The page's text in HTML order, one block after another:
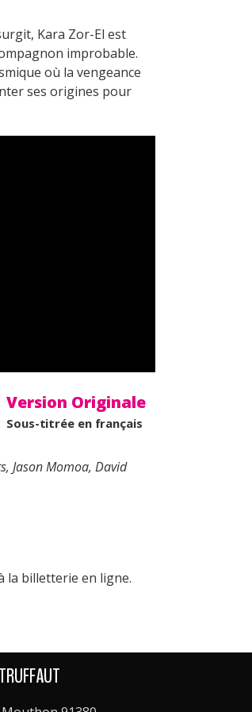
Kara Zor-El est
improbable.
où la vengeance
ses origines pour
Version Originale
Sous-titrée en français
Jason Momoa, David
la billetterie en ligne.